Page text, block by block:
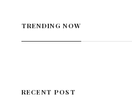
TRENDING NOW
RECENT POST